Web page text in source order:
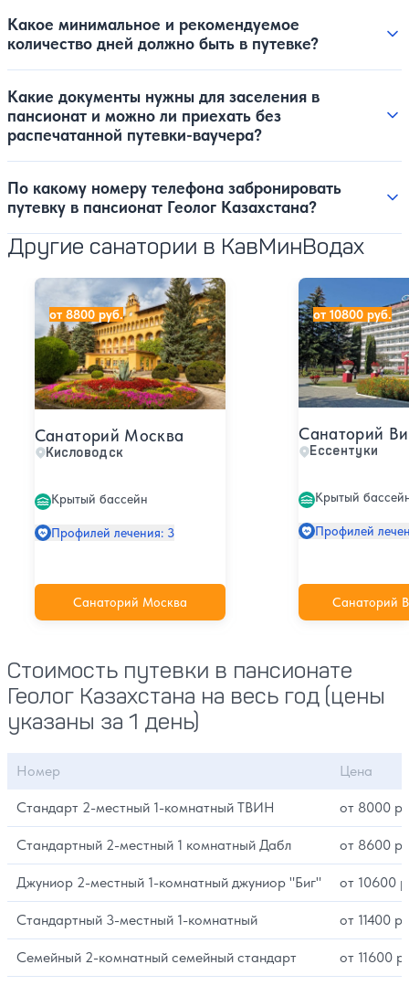
Какое минимальное и рекомендуемое
количество дней должно быть в путевке?
Какие документы нужны для заселения в
пансионат и можно ли приехать без
распечатанной путевки-ваучера?
По какому номеру телефона забронировать
путевку в пансионат Геолог Казахстана?
Другие санатории в КавМинВодах
Санаторий Москва
Кисловодск
Крытый бассейн
Профилей лечения: 3
Санаторий Москва
Санаторий Москва
от 8800 руб.
Санаторий
Ессентуки
Крытый
Профилей
Санаторий
Санаторий
от 10800 руб.
Стоимость путевки в пансионате
Геолог Казахстана на весь год (цены
указаны за 1 день)
Номер Цена
Стандарт 2-местный 1-комнатный ТВИН от 8000
Стандартный 2-местный 1 комнатный Дабл от 8600
Джуниор 2-местный 1-комнатный джуниор "Биг" от 10600
Стандартный 3-местный 1-комнатный от 11400
Семейный 2-комнатный семейный стандарт от 11600